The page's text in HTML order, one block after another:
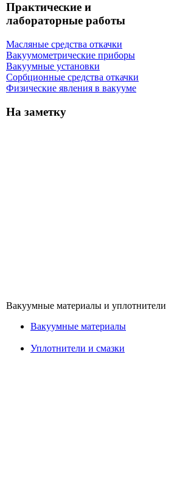
Практические и
лабораторные работы
Масляные средства откачки
Вакуумометрические приборы
Вакуумные установки
Сорбционные средства откачки
Физические явления в вакууме
На заметку
Вакуумные материалы и уплотнители
Вакуумные материалы
Уплотнители и смазки